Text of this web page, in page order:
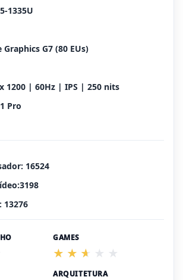
1335U
G7 (80 EUs)
1200 | 60Hz | IPS | 250 nits
Pro
16524
13276
GAMES
ARQUITETURA